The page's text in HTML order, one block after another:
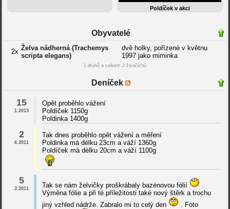
Poldíček v akci
Obyvatelé
2x Želva nádherná (Trachemys
scripta elegans)
dvě holky, pořízené v květnu
1997 jako miminka
1 druhů a celkem 2 živočichů
Deníček
15
1.2013
Opět proběhlo vážení
Poldíček 1150g
Poldinka 1400g
2
6.2011
Tak dnes proběhlo opět vážení a měření
Poldinka má délku 23cm a váží 1360g
Poldíček má délku 20cm a váží 1100g
5
3.2011 Tak se nám želvičky proškrábaly bazénovou fólií
Výměna fólie a při té příležitosti také nový štěrk a trochu
jiný vzhled nádrže. Zabralo mi to celý den
. Foto